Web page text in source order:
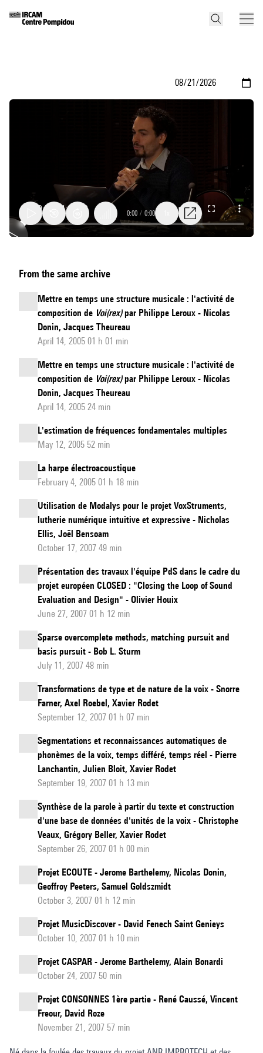
Swing
0:00 / 0:00
From the same archive
Mettre en temps une structure musicale : l'activité de
composition de Voi(rex)par Philippe Leroux - Nicolas
Donin, Jacques Theureau
April 14, 2005 01 h 01 min
Mettre en temps une structure musicale : l'activité de
composition de Voi(rex)par Philippe Leroux - Nicolas
Donin, Jacques Theureau
April 14, 2005 24 min
L'estimation de fréquences fondamentales multiples
May 12, 2005 52 min
La harpe électroacoustique
February 4, 2005 01 h 18 min
Utilisation de Modalys pour le projet VoxStruments,
lutherie numérique intuitive et expressive - Nicholas
Ellis, Joël Bensoam
October 17, 2007 49 min
Présentation des travaux l'équipe PdS dans le cadre du
projet européen CLOSED : "Closing the Loop of Sound
Evaluation and Design" - Olivier Houix
June 27, 2007 01 h 12 min
Sparse overcomplete methods, matching pursuit and
basis pursuit - Bob L. Sturm
July 11, 2007 48 min
Transformations de type et de nature de la voix - Snorre
Farner, Axel Roebel, Xavier Rodet
September 12, 2007 01 h 07 min
Segmentations et reconnaissances automatiques de
phonèmes de la voix, temps différé, temps réel - Pierre
Lanchantin, Julien Bloit, Xavier Rodet
September 19, 2007 01 h 13 min
Synthèse de la parole à partir du texte et construction
d'une base de données d'unités de la voix - Christophe
Veaux, Grégory Beller, Xavier Rodet
September 26, 2007 01 h 00 min
Projet ECOUTE - Jerome Barthelemy, Nicolas Donin,
Geoffroy Peeters, Samuel Goldszmidt
October 3, 2007 01 h 12 min
Projet MusicDiscover - David Fenech Saint Genieys
October 10, 2007 01 h 10 min
Projet CASPAR - Jerome Barthelemy, Alain Bonardi
October 24, 2007 50 min
Projet CONSONNES 1ère partie - René Caussé, Vincent
Freour, David Roze
November 21, 2007 57 min